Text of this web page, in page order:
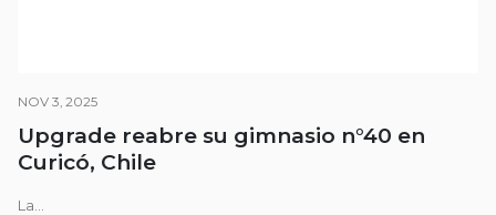
NOV 3, 2025
Upgrade reabre su gimnasio n°40 en
Curicó, Chile
La...